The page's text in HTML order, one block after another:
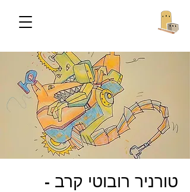
טורניר רובוטי קרב -